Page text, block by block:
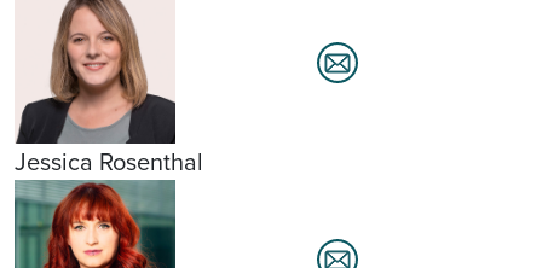
Jessica Rosenthal